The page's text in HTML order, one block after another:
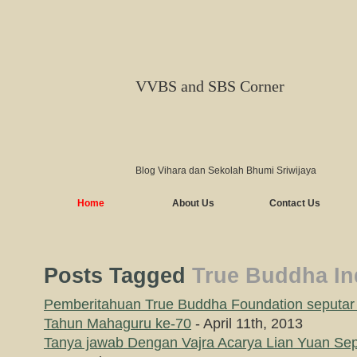
VVBS and SBS Corner
Blog Vihara dan Sekolah Bhumi Sriwijaya
Home About Us Contact Us
Posts Tagged True Buddha
Pemberitahuan True Buddha Foundation
Tahun Mahaguru ke-70 - April 11th, 2013
Tanya jawab Dengan Vajra Acarya Lian Yuan